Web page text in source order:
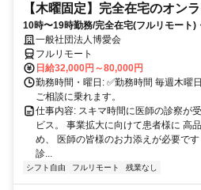
【木曜固定】完全在宅のオン
10時〜19時勤務/完全在宅(フルリモート)
業務一般社団法人博愛会
フルリモート
日給32,000円～80,000円
勤務時間・曜日: ✅勤務時間 毎週木曜
ご相談に乗れます。
仕事内容: スキマ時間に医師の診察が
ビス。 事業拡大に向けて患者様に 高
め、 医師の皆様のお力添えが必要で
診...
シフト自由 フルリモート 残業なし